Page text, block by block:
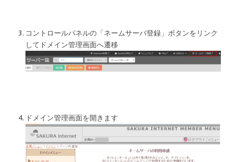
コントロールパネルの「ネームサーバ登録」ボタンをリンク
してドメイン管理画面へ遷移
ドメイン管理画面を開きます